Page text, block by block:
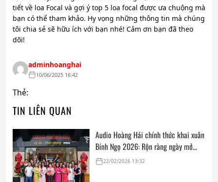
tiết về loa Focal và gợi ý top 5 loa focal được ưa chuộng mà
bạn có thể tham khảo. Hy vọng những thông tin mà chúng
tôi chia sẻ sẽ hữu ích với bạn nhé! Cảm ơn bạn đã theo
dõi!
adminhoanghai
10/06/2025 16:42
Thẻ:
TIN LIÊN QUAN
Audio Hoàng Hải chính thức khai xuân
Bính Ngọ 2026: Rộn ràng ngày mở
cửa, trọn vẹn lời chúc đầu năm
22/02/2026 13:32